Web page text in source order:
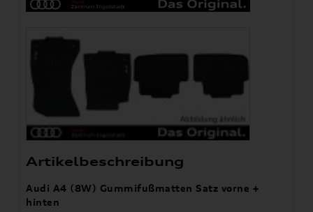
Artikelbeschreibung
Audi A4 (8W) Gummifußmatten Satz vorne +
hinten